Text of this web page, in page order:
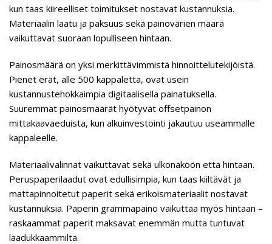
kun taas kiireelliset toimitukset nostavat kustannuksia.
Materiaalin laatu ja paksuus sekä painovärien määrä
vaikuttavat suoraan lopulliseen hintaan.
Painosmäärä on yksi merkittävimmistä hinnoittelutekijöistä.
Pienet erät, alle 500 kappaletta, ovat usein
kustannustehokkaimpia digitaalisella painatuksella.
Suuremmat painosmäärät hyötyvät offsetpainon
mittakaavaeduista, kun alkuinvestointi jakautuu useammalle
kappaleelle.
Materiaalivalinnat vaikuttavat sekä ulkonäköön että hintaan.
Peruspaperilaadut ovat edullisimpia, kun taas kiiltävät ja
mattapinnoitetut paperit sekä erikoismateriaalit nostavat
kustannuksia. Paperin grammapaino vaikuttaa myös hintaan –
raskaammat paperit maksavat enemmän mutta tuntuvat
laadukkaammilta.